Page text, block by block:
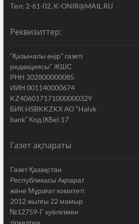
Тел: 2-61-02, K-ONIR@MAIL.RU
Реквизиттер:
“Қазыналы өңір” газеті
редакциясы” ЖШС
РНН 302800000085
ИИН 001140000674
KZ406017171000000329
БИК HSBKKZKX АО “Halyk
bank” Код (КБе) 17
Газет ақпараты
Газет Қазақстан
Республикасы Ақпарат
жəне Мұрағат комитеті
2012 жылғы 22 мамыр
№12759-Г куəлігімен
тіркелген